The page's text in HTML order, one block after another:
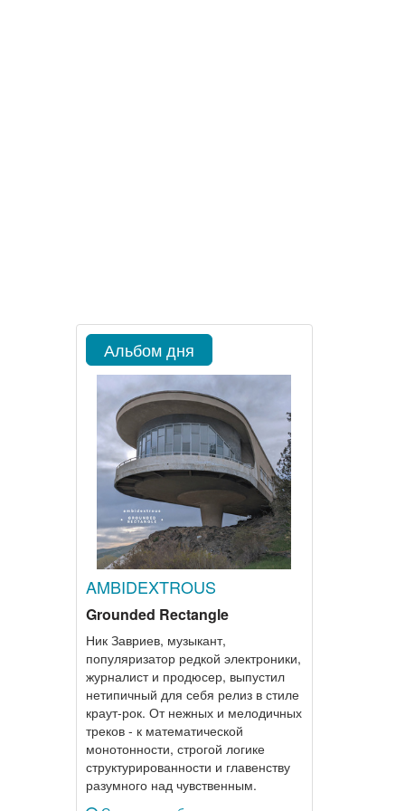
Альбом дня
AMBIDEXTROUS
Grounded Rectangle
Ник Завриев, музыкант,
популяризатор редкой электроники,
журналист и продюсер, выпустил
нетипичный для себя релиз в стиле
краут-рок. От нежных и мелодичных
треков - к математической
монотонности, строгой логике
структурированности и главенству
разумного над чувственным.